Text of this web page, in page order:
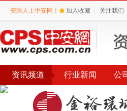
安防人上中安网！ 加入收藏 关注我们
资讯频道 行业新闻 公
公告